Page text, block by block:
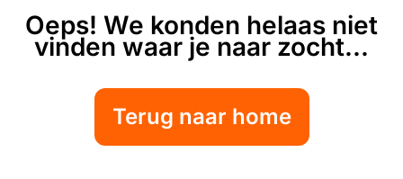
Oeps! We konden helaas niet
vinden waar je naar zocht...
Terug naar home